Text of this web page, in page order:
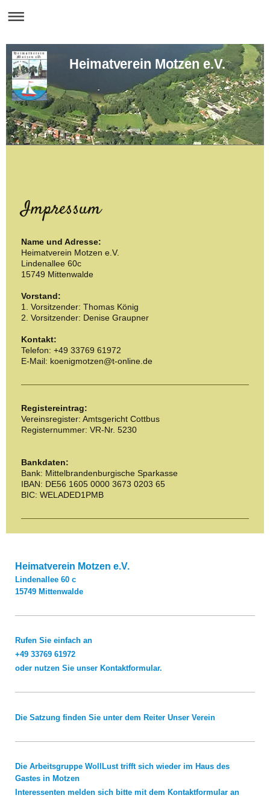
Heimatverein Motzen e.V.
Impressum
Name und Adresse:
Heimatverein Motzen e.V.
Lindenallee 60c
15749 Mittenwalde
Vorstand:
1. Vorsitzender: Thomas König
2. Vorsitzender: Denise Graupner
Kontakt:
Telefon: +49 33769 61972
E-Mail: koenigmotzen@t-online.de
Registereintrag:
Vereinsregister: Amtsgericht Cottbus
Registernummer: VR-Nr. 5230
Bankdaten:
Bank: Mittelbrandenburgische Sparkasse
IBAN: DE56 1605 0000 3673 0203 65
BIC: WELADED1PMB
Heimatverein Motzen e.V.
Lindenallee 60 c
15749 Mittenwalde
Rufen Sie einfach an
+49 33769 61972
oder nutzen Sie unser Kontaktformular.
Die Satzung finden Sie unter dem Reiter Unser Verein
Die Arbeitsgruppe WollLust trifft sich wieder im Haus des
Gastes in Motzen
Interessenten melden sich bitte mit dem Kontaktformular an